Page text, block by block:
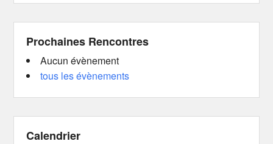
Prochaines Rencontres
Aucun évènement
tous les évènements
Calendrier